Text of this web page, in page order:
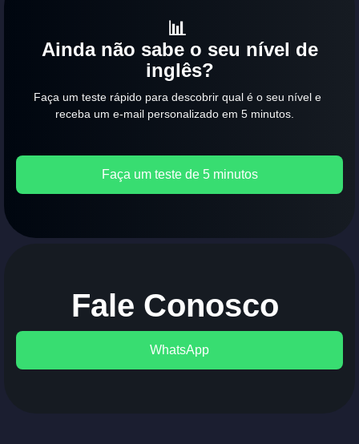
📊
Ainda não sabe o seu nível de
inglês?
Faça um teste rápido para descobrir qual é o seu nível e
receba um e-mail personalizado em 5 minutos.
Faça um teste de 5 minutos
Fale Conosco
WhatsApp